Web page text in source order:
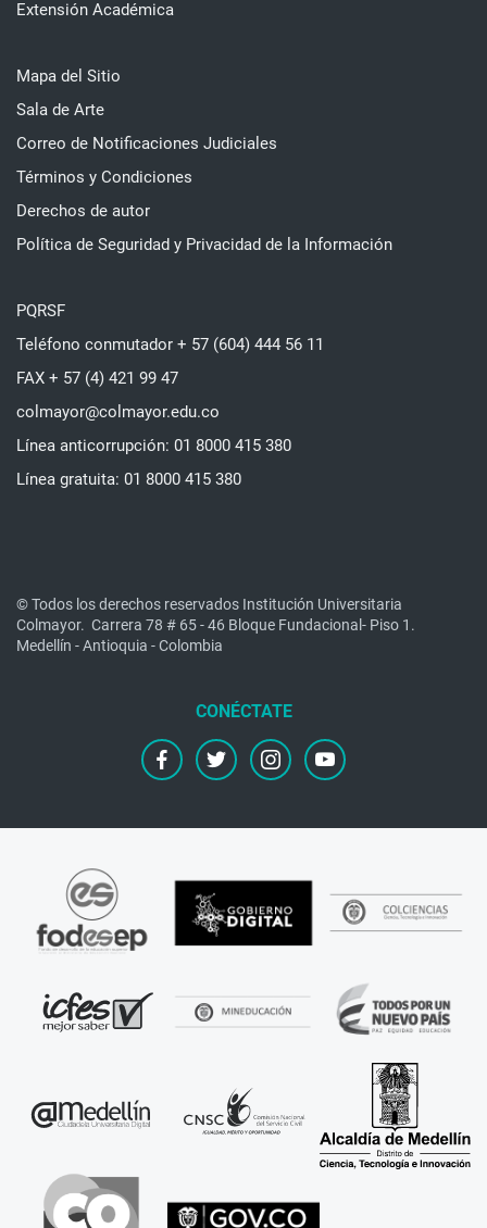
Extensión Académica
Mapa del Sitio
Sala de Arte
Correo de Notificaciones Judiciales
Términos y Condiciones
Derechos de autor
Política de Seguridad y Privacidad de la Información
PQRSF
Teléfono conmutador + 57 (604) 444 56 11
FAX + 57 (4) 421 99 47
colmayor@colmayor.edu.co
Línea anticorrupción: 01 8000 415 380
Línea gratuita: 01 8000 415 380
© Todos los derechos reservados Institución Universitaria
Colmayor. Carrera 78 # 65 - 46 Bloque Fundacional- Piso 1.
Medellín - Antioquia - Colombia